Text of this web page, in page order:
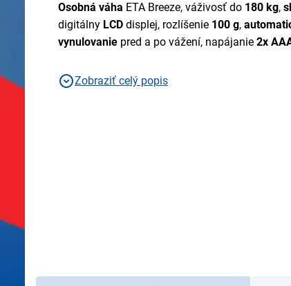
Osobná váha ETA Breeze, váživosť do 180 kg,
digitálny LCD displej, rozlíšenie 100 g,
vynulovanie pred a po vážení, napájanie 2x
Zobraziť celý popis